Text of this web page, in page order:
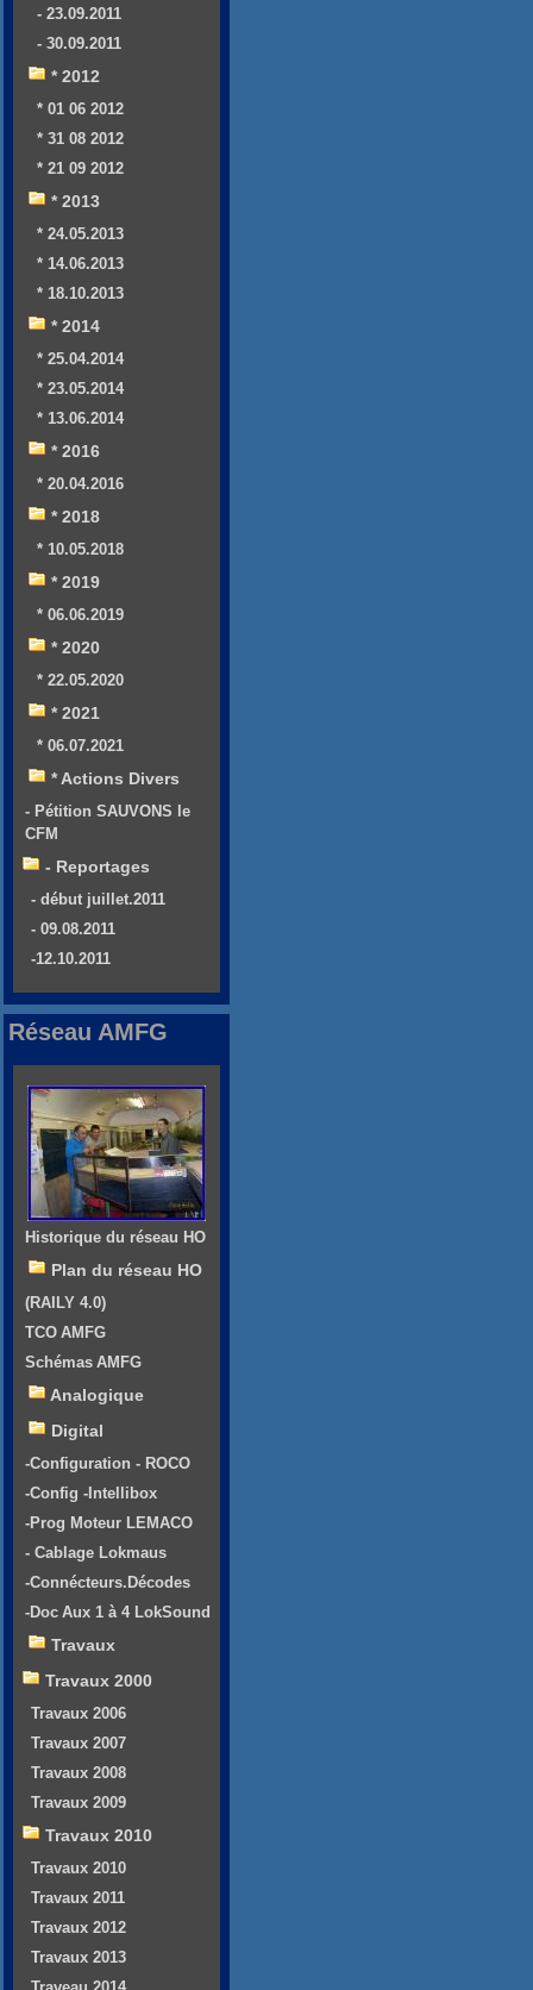
- 23.09.2011
- 30.09.2011
* 2012
* 01 06 2012
* 31 08 2012
* 21 09 2012
* 2013
* 24.05.2013
* 14.06.2013
* 18.10.2013
* 2014
* 25.04.2014
* 23.05.2014
* 13.06.2014
* 2016
* 20.04.2016
* 2018
* 10.05.2018
* 2019
* 06.06.2019
* 2020
* 22.05.2020
* 2021
* 06.07.2021
* Actions Divers
- Pétition SAUVONS le
CFM
- Reportages
- début juillet.2011
- 09.08.2011
-12.10.2011
Réseau AMFG
Historique du réseau HO
Plan du réseau HO
(RAILY 4.0)
TCO AMFG
Schémas AMFG
Analogique
Digital
-Configuration - ROCO
-Config -Intellibox
-Prog Moteur LEMACO
- Cablage Lokmaus
-Connécteurs.Décodes
-Doc Aux 1 à 4 LokSound
Travaux
Travaux 2000
Travaux 2006
Travaux 2007
Travaux 2008
Travaux 2009
Travaux 2010
Travaux 2010
Travaux 2011
Travaux 2012
Travaux 2013